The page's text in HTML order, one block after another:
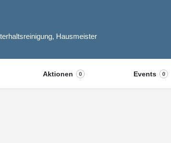
Hausmeister
Aktionen 0 Events 0